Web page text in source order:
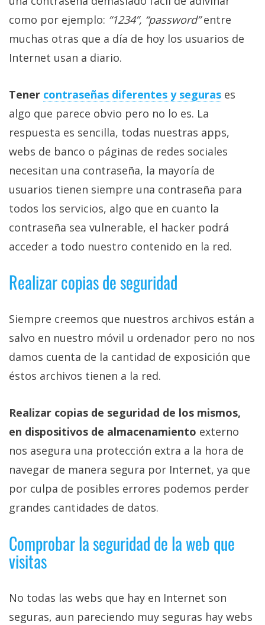
como por ejemplo: “1234”, “password”entre
muchas otras que a día de hoy los usuarios de
Internet usan a diario.
Tener contraseñas diferentes y seguras es
algo que parece obvio pero no lo es. La
respuesta es sencilla, todas nuestras apps,
webs de banco o páginas de redes sociales
necesitan una contraseña, la mayoría de
usuarios tienen siempre una contraseña para
todos los servicios, algo que en cuanto la
contraseña sea vulnerable, el hacker podrá
acceder a todo nuestro contenido en la red.
Realizar copias de seguridad
Siempre creemos que nuestros archivos están a
salvo en nuestro móvil u ordenador pero no nos
damos cuenta de la cantidad de exposición que
éstos archivos tienen a la red.
Realizar copias de seguridad de los mismos,
en dispositivos de almacenamiento externo
nos asegura una protección extra a la hora de
navegar de manera segura por Internet, ya que
por culpa de posibles errores podemos perder
grandes cantidades de datos.
Comprobar la seguridad de la web que
visitas
No todas las webs que hay en Internet son
seguras, aun pareciendo muy seguras hay webs